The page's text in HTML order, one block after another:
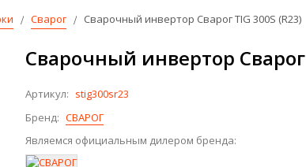
Сварог Сварочный инвертор Сварог TIG 300S (R23)
Сварочный инвертор Сварог
Артикул: stig300sr23
Бренд: СВАРОГ
Являемся официальным дилером бренда: